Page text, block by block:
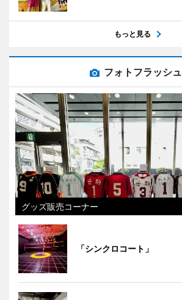
もっと見る
フォトフラッシュ
グッズ販売コーナー
「シンクロコート」